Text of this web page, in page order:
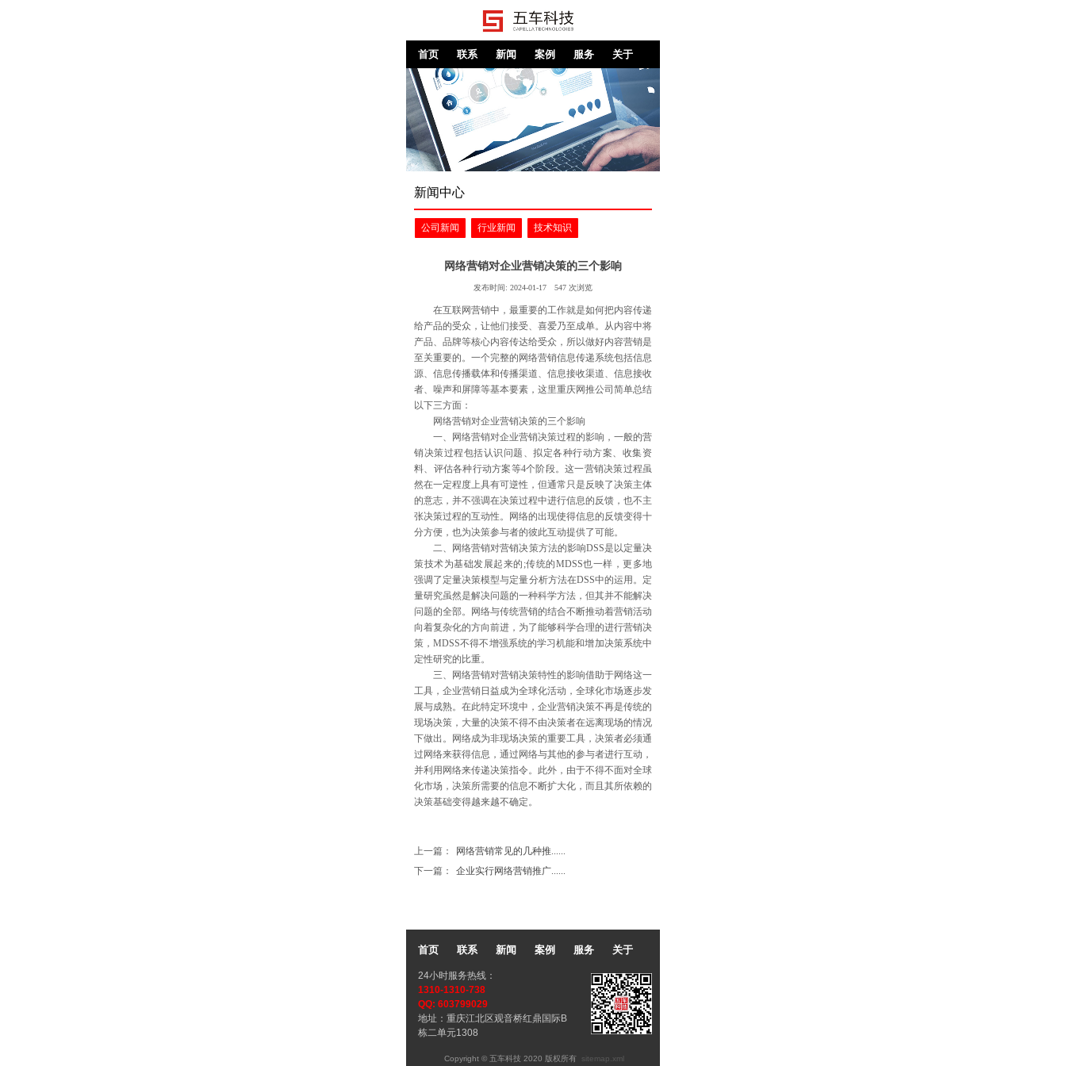
首页 联系 新闻 案例 服务 关于
新闻中心
公司新闻 行业新闻 技术知识
网络营销对企业营销决策的三个影响
发布时间: 2024-01-17 547 次浏览
在互联网营销中，最重要的工作就是如何把内容传递
给产品的受众，让他们接受、喜爱乃至成单。从内容中将
产品、品牌等核心内容传达给受众，所以做好内容营销是
至关重要的。一个完整的网络营销信息传递系统包括信息
源、信息传播载体和传播渠道、信息接收渠道、信息接收
者、噪声和屏障等基本要素，这里重庆网推公司简单总结
以下三方面：
网络营销对企业营销决策的三个影响
一、网络营销对企业营销决策过程的影响，一般的营
销决策过程包括认识问题、拟定各种行动方案、收集资
料、评估各种行动方案等4个阶段。这一营销决策过程虽
然在一定程度上具有可逆性，但通常只是反映了决策主体
的意志，并不强调在决策过程中进行信息的反馈，也不主
张决策过程的互动性。网络的出现使得信息的反馈变得十
分方便，也为决策参与者的彼此互动提供了可能。
二、网络营销对营销决策方法的影响DSS是以定量决
策技术为基础发展起来的;传统的MDSS也一样，更多地
强调了定量决策模型与定量分析方法在DSS中的运用。定
量研究虽然是解决问题的一种科学方法，但其并不能解决
问题的全部。网络与传统营销的结合不断推动着营销活动
向着复杂化的方向前进，为了能够科学合理的进行营销决
策，MDSS不得不增强系统的学习机能和增加决策系统中
定性研究的比重。
三、网络营销对营销决策特性的影响借助于网络这一
工具，企业营销日益成为全球化活动，全球化市场逐步发
展与成熟。在此特定环境中，企业营销决策不再是传统的
现场决策，大量的决策不得不由决策者在远离现场的情况
下做出。网络成为非现场决策的重要工具，决策者必须通
过网络来获得信息，通过网络与其他的参与者进行互动，
并利用网络来传递决策指令。此外，由于不得不面对全球
化市场，决策所需要的信息不断扩大化，而且其所依赖的
决策基础变得越来越不确定。
上一篇：
网络营销常见的几种推......
下一篇：
企业实行网络营销推广......
Copyright © 五车科技 2020 版权所有 sitemap.xml
24小时服务热线：
1310-1310-738
QQ: 603799029
地址：重庆江北区观音桥红鼎国际B
栋二单元1308
首页 联系 新闻 案例 服务 关于